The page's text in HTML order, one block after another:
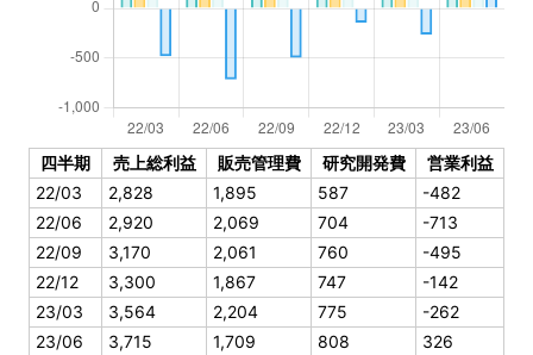
四半期 売上総利益 販売管理費 研究開発費
営業利益
22/03
2,828 1,895 587
-482
22/06
2,920 2,069 704
-713
22/09
3,170 2,061 760
-495
22/12
3,300 1,867 747
-142
23/03
3,564 2,204 775
-262
23/06
3,715 1,709 808 326